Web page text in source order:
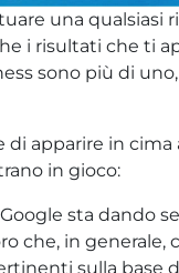
una qualsiasi
i risultati che ti
sono più di
apparire in cima
in gioco:
Google sta dando
che, in generale,
sulla base